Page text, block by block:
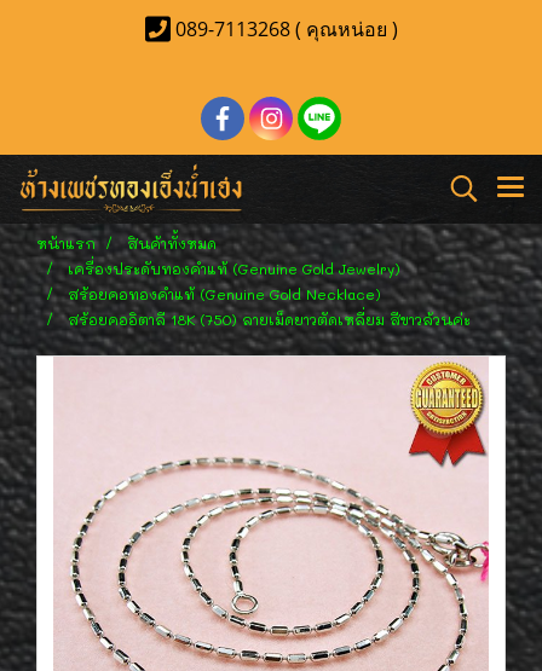
089-7113268 ( คุณหน่อย )
หน้าแรก
สินค้าทั้งหมด
เครื่องประดับทองคำแท้ (Genuine Gold Jewelry)
สร้อยคอทองคำแท้ (Genuine Gold Necklace)
สร้อยคออิตาลี 18K (750) ลายเม็ดยาวตัดเหลี่ยม สีขาวล้วนค่ะ